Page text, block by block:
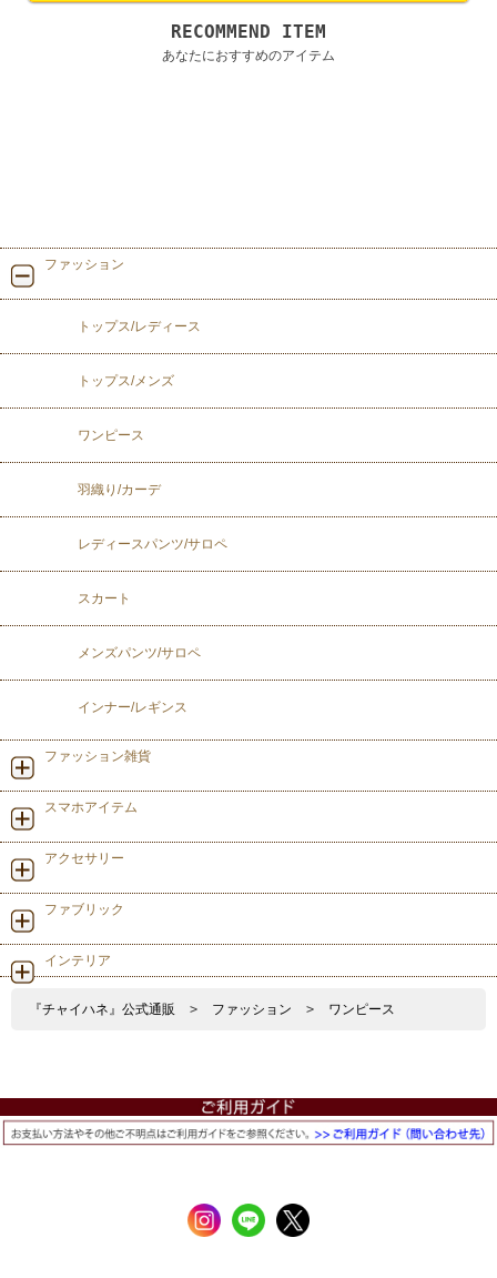
RECOMMEND ITEM
あなたにおすすめのアイテム
ファッション
トップス/レディース
トップス/メンズ
ワンピース
羽織り/カーデ
レディースパンツ/サロペ
スカート
メンズパンツ/サロペ
インナー/レギンス
ファッション雑貨
スマホアイテム
アクセサリー
ファブリック
インテリア
『チャイハネ』公式通販 > ファッション > ワンピース